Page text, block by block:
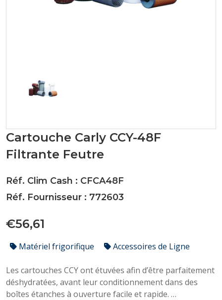
Cartouche Carly CCY-48F
Filtrante Feutre
Réf. Clim Cash : CFCA48F
Réf. Fournisseur : 772603
€56,61
Matériel frigorifique Accessoires de Ligne
Les cartouches CCY ont étuvées afin d’être parfaitement
déshydratées, avant leur conditionnement dans des
boîtes étanches à ouverture facile et rapide.